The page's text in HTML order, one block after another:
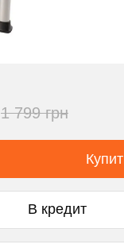
1 799 грн
В кредит